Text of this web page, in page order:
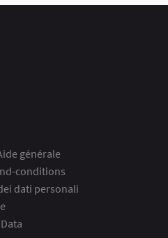
générale
conditions
dati personali